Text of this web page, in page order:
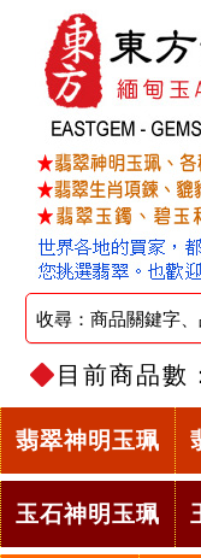
目前商品數
翡翠神明玉珮
玉石神明玉珮